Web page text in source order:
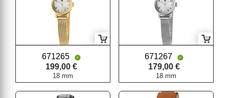
671265
199,00 €
18 mm
671267
179,00 €
18 mm